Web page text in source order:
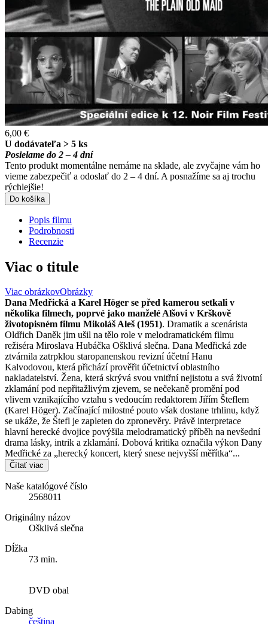
6,00 €
U dodávateľa > 5 ks
Posielame do 2 – 4 dní
Tento produkt momentálne nemáme na sklade, ale zvyčajne vám ho
vieme zabezpečiť a odoslať do 2 – 4 dní. A posnažíme sa aj trochu
rýchlejšie!
Do košíka
Popis filmu
Podrobnosti
Recenzie
Viac o titule
Viac obrázkovObrázky
Dana Medřická a Karel Höger se před kamerou setkali v
několika filmech, poprvé jako manželé Alšovi v Krškově
životopisném filmu Mikoláš Aleš (1951). Dramatik a scenárista
Oldřich Daněk jim ušil na tělo role v melodramatickém filmu
režiséra Miroslava Hubáčka Ošklivá slečna. Dana Medřická zde
ztvárnila zatrpklou staropanenskou revizní účetní Hanu
Kalvodovou, která přichází prověřit účetnictví oblastního
nakladatelství. Žena, která skrývá svou vnitřní nejistotu a svá životní
zklamání pod nepřitažlivým zjevem, se nečekaně promění pod
vlivem vznikajícího vztahu s vedoucím redaktorem Jiřím Šteflem
(Karel Höger). Začínající milostné pouto však dostane trhlinu, když
se ukáže, že Štefl je zapleten do zpronevěry. Právě interpretace
hlavní herecké dvojice povýšila melodramatický příběh na nevšední
drama lásky, intrik a zklamání. Dobová kritika označila výkon Dany
Medřické za „herecký koncert, který snese nejvyšší měřítka“...
Čítať viac
Naše katalógové číslo
2568011
Originálny názov
Ošklivá slečna
Dĺžka
73 min.
DVD obal
Dabing
čeština